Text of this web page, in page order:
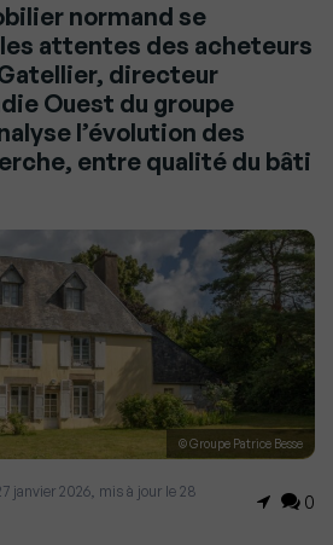
normand se
attentes des acheteurs
directeur
Ouest du groupe
l’évolution des
entre qualité du bâti
© Groupe Patrice Besse
janvier 2026, mis à jour le 28
0